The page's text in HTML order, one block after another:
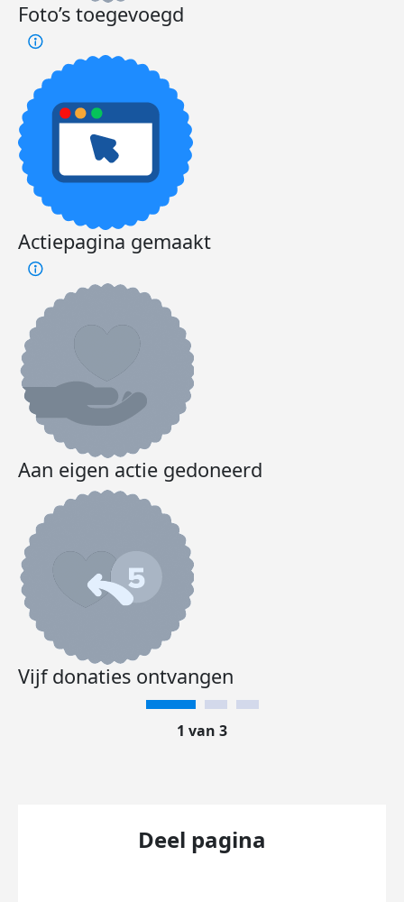
Foto’s toegevoegd
Actiepagina gemaakt
Aan eigen actie gedoneerd
Vijf donaties ontvangen
1 van 3
Deel pagina